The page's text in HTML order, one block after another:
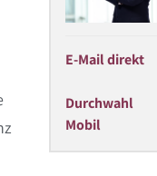
E-Mail direkt
Durchwahl
Mobil